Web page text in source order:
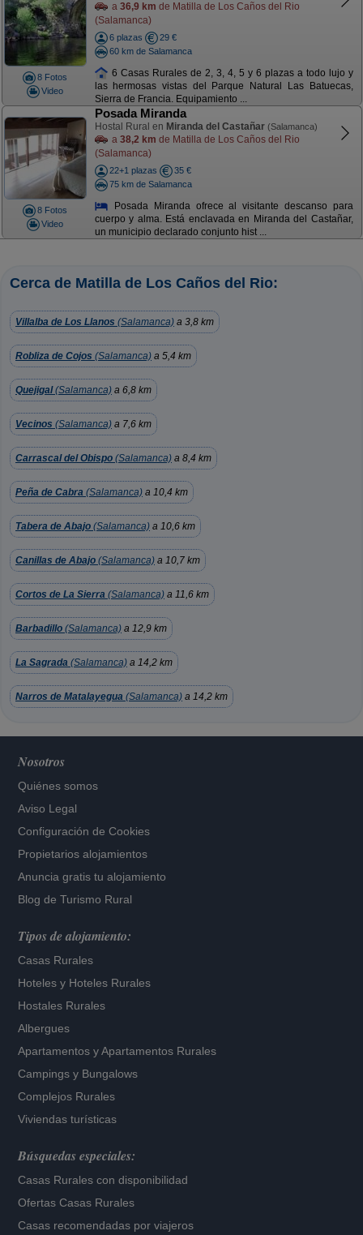
8 Fotos
Video
a 36,9 km de Matilla de Los Caños del Rio
(Salamanca)
6 plazas
29 €
60 km de Salamanca
6 Casas Rurales de 2, 3, 4, 5 y 6 plazas a todo lujo y
las hermosas vistas del Parque Natural Las Batuecas,
Sierra de Francia. Equipamiento ...
8 Fotos
Video
Posada Miranda
Hostal Rural en Miranda del Castañar (Salamanca)
a 38,2 km de Matilla de Los Caños del Rio
(Salamanca)
22+1 plazas
35 €
75 km de Salamanca
Posada Miranda ofrece al visitante descanso para
cuerpo y alma. Está enclavada en Miranda del Castañar,
un municipio declarado conjunto hist ...
Cerca de Matilla de Los Caños del Rio:
Villalba de Los Llanos (Salamanca) a 3,8 km
Robliza de Cojos (Salamanca) a 5,4 km
Quejigal(Salamanca) a 6,8 km
Vecinos (Salamanca) a 7,6 km
Carrascal del Obispo (Salamanca) a 8,4 km
Peña de Cabra (Salamanca) a 10,4 km
Tabera de Abajo (Salamanca) a 10,6 km
Canillas de Abajo (Salamanca) a 10,7 km
Cortos de La Sierra (Salamanca) a 11,6 km
Barbadillo (Salamanca) a 12,9 km
La Sagrada (Salamanca) a 14,2 km
Narros de Matalayegua (Salamanca) a 14,2 km
Nosotros
Quiénes somos
Aviso Legal
Configuración de Cookies
Propietarios alojamientos
Anuncia gratis tu alojamiento
Blog de Turismo Rural
Tipos de alojamiento:
Casas Rurales
Hoteles y Hoteles Rurales
Hostales Rurales
Albergues
Apartamentos yApartamentos Rurales
Campings y Bungalows
Complejos Rurales
Viviendas turísticas
Búsquedas especiales:
Casas Rurales con disponibilidad
Ofertas Casas Rurales
Casas recomendadas por viajeros